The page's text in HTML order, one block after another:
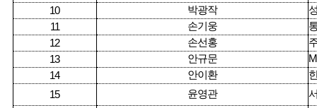
10
박광작
11
손기웅
12
손선홍
13
안규문
14
안이환
15
윤영관